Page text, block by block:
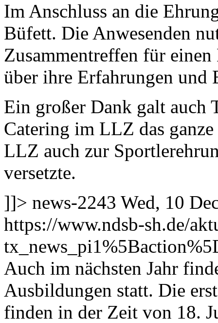
Im Anschluss an die
Büfett. Die Anwesenden
Zusammentreffen für
über ihre Erfahrungen und
Ein großer Dank galt auch
Catering im LLZ das
LLZ auch zur
versetzte.
]]> news-2243 Wed, 10
https://www.ndsb-sh.de/
Auch im nächsten Jahr
Ausbildungen statt. Die
finden in der Zeit von 18.